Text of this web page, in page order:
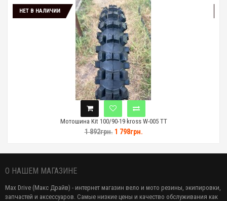
НАЛИЧИИ
Мотошина Kit 100/90-19 kross W-005 TT
1 798грн.
О НАШЕМ МАГАЗИНЕ
Max Drive (Макс Драйв) - интернет магазин вело и мото резины, экипировки,
запчастей и аксессуаров. Самые низкие цены и качество обслуживания как